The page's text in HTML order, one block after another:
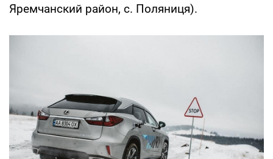
Яремчанский район, с. Поляниця).